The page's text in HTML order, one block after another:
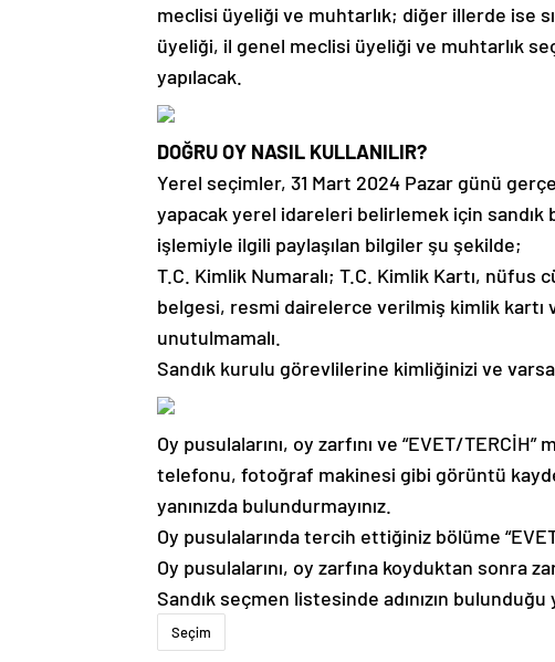
meclisi üyeliği ve muhtarlık; diğer illerde ise
üyeliği, il genel meclisi üyeliği ve muhtarlık
yapılacak.
DOĞRU OY NASIL KULLANILIR?
Yerel seçimler, 31 Mart 2024 Pazar günü
yapacak yerel idareleri belirlemek için sandık
işlemiyle ilgili paylaşılan bilgiler şu şekilde;
T.C. Kimlik Numaralı; T.C. Kimlik Kartı,
belgesi, resmi dairelerce verilmiş kimlik
unutulmamalı.
Sandık kurulu görevlilerine kimliğinizi ve varsa
Oy pusulalarını, oy zarfını ve “EVET/
telefonu, fotoğraf makinesi gibi görüntü
yanınızda bulundurmayınız.
Oy pusulalarında tercih ettiğiniz bölüme
Oy pusulalarını, oy zarfına koyduktan sonra
Sandık seçmen listesinde adınızın bulunduğu
Seçim